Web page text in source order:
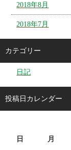
2018年8月
2018年7月
カテゴリー
日記
投稿日カレンダー
日 月